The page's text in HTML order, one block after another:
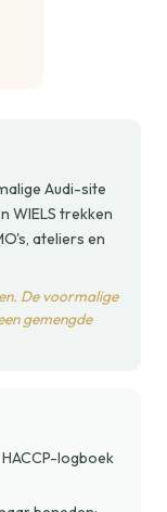
Audi-site
WIELS trekken
ateliers en
De voormalige
gemengde
logboek